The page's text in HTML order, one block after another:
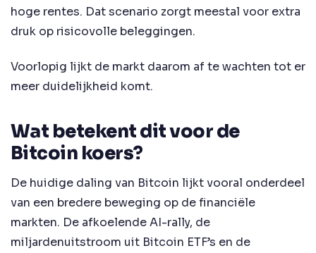
hoge rentes. Dat scenario zorgt meestal voor extra
druk op risicovolle beleggingen.
Voorlopig lijkt de markt daarom af te wachten tot er
meer duidelijkheid komt.
Wat betekent dit voor de
Bitcoin koers?
De huidige daling van Bitcoin lijkt vooral onderdeel
van een bredere beweging op de financiële
markten. De afkoelende AI-rally, de
miljardenuitstroom uit Bitcoin ETF’s en de